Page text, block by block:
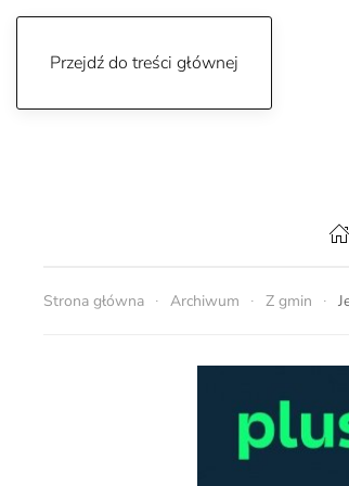
Przejdź do treści głównej
Strona główna Archiwum Z gmin